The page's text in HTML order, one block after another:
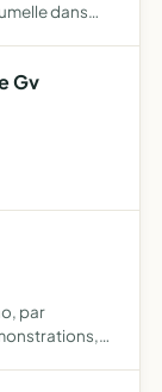
dans
Gv
par